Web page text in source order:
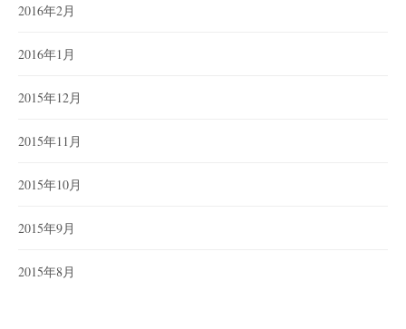
2016年2月
2016年1月
2015年12月
2015年11月
2015年10月
2015年9月
2015年8月